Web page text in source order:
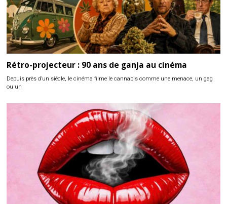
Rétro-projecteur : 90 ans de ganja au cinéma
Depuis près d’un siècle, le cinéma filme le cannabis comme une menace, un gag
ou un